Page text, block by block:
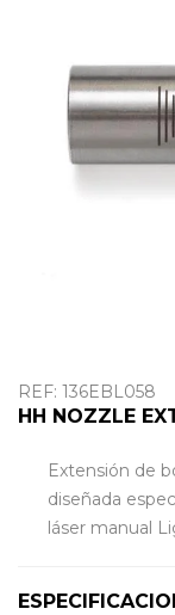
OUTLET
REF: 136EBL058
HH NOZZLE
Extensión de
diseñada
láser manual